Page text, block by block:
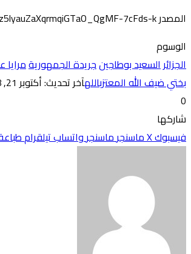
المصدر https://www.eldjoumhouria.dz/art.php?Art=47965&fbclid=IwAR1WdJDxlZxXbUfH-mxywGQglnrxz5lyauZaXqrmqiGTaO_QgMF-7cFds-k
الوسوم
الجزائرالسعيد بوطاجينجريدة الجمهورية
بختي ضيف الله المعتزباللهآخر تحديث: أكتوبر 21, 2018
0
شاركها
فيسبوك‫Xماسنجرماسنجر واتسابتيلقرام